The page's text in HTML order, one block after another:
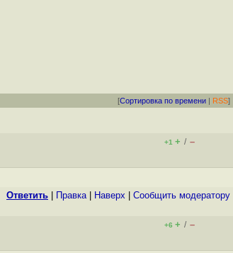
[Сортировка по времени | RSS]
+1 + / –
Ответить Правка| Наверх Cообщить модератору
+6 + / –